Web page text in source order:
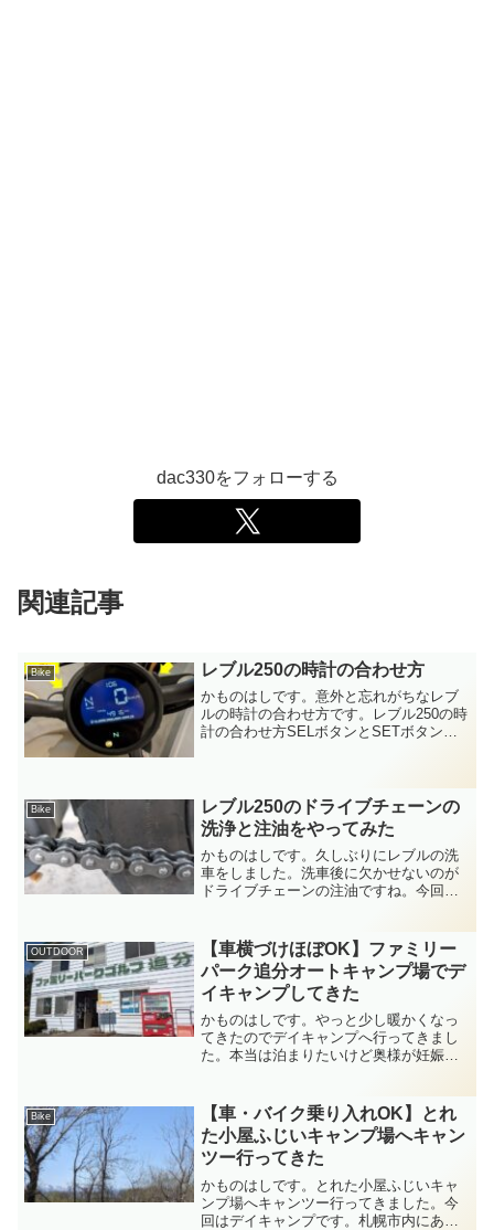
dac330をフォローする
関連記事
Bike レブル250の時計の合わせ方
かものはしです。意外と忘れがちなレブ
ルの時計の合わせ方です。レブル250の時
計の合わせ方SELボタンとSETボタンを
12...
Bike
レブル250のドライブチェーンの
洗浄と注油をやってみた
かものはしです。久しぶりにレブルの洗
車をしました。洗車後に欠かせないのが
ドライブチェーンの注油ですね。今回は
ば幸いです。ちなみに洗車手順はこちら
から。注油タイミングまず...
OUTDOOR
【車横づけほぼOK】ファミリー
パーク追分オートキャンプ場でデ
イキャンプしてきた
かものはしです。やっと少し暖かくなっ
てきたのでデイキャンプへ行ってきまし
た。本当は泊まりたいけど奥様が妊娠中
町にある『ファミリーパーク追分オート
キャンプ場』に行ってきま...
Bike
【車・バイク乗り入れOK】とれ
た小屋ふじいキャンプ場へキャン
ツー行ってきた
かものはしです。とれた小屋ふじいキャ
ンプ場へキャンツー行ってきました。今
回はデイキャンプです。札幌市内にある